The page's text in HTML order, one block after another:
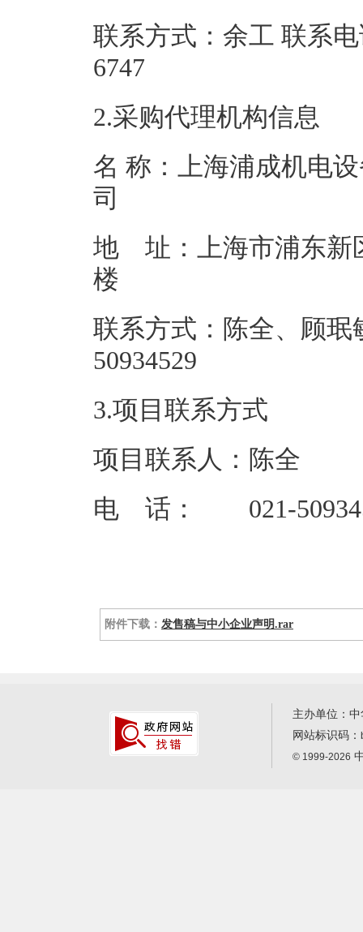
联系方式：余工 联系电
6747
2.采购代理机构信息
名 称：上海浦成机电
地 址：上海市浦东新
联系方式：陈全、顾珉
3.项目联系方式
项目联系人：陈全
电 话： 021-
附件下载： 发售稿与中小企业声明.rar
主办单位：
网站标识码：
© 1999-2026